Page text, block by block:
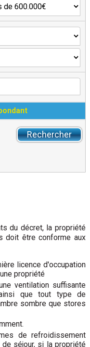
du décret, la propriété
doit être conforme aux
licence d'occupation
propriété
ventilation suffisante
que tout type de
sombre que stores
de refroidissement
séjour, si la propriété